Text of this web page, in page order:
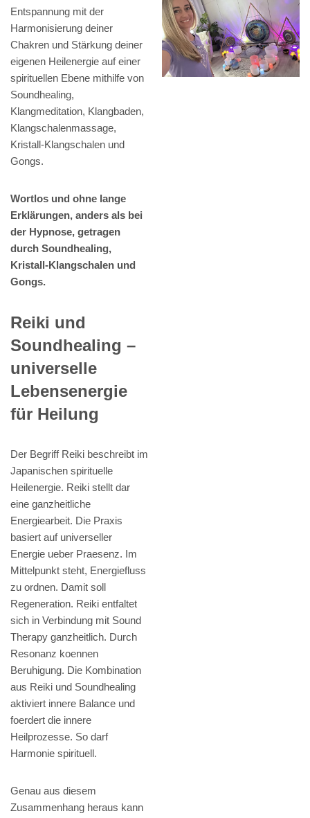
Entspannung mit der
Harmonisierung deiner
Chakren und Stärkung deiner
eigenen Heilenergie auf einer
spirituellen Ebene mithilfe von
Soundhealing,
Klangmeditation, Klangbaden,
Klangschalenmassage,
Kristall-Klangschalen und
Gongs.
Wortlos und ohne lange
Erklärungen, anders als bei
der Hypnose, getragen
durch Soundhealing,
Kristall-Klangschalen und
Gongs.
Reiki und
Soundhealing –
universelle
Lebensenergie
für Heilung
Der Begriff Reiki beschreibt im
Japanischen spirituelle
Heilenergie. Reiki stellt dar
eine ganzheitliche
Energiearbeit. Die Praxis
basiert auf universeller
Energie ueber Praesenz. Im
Mittelpunkt steht, Energiefluss
zu ordnen. Damit soll
Regeneration. Reiki entfaltet
sich in Verbindung mit Sound
Therapy ganzheitlich. Durch
Resonanz koennen
Beruhigung. Die Kombination
aus Reiki und Soundhealing
aktiviert innere Balance und
foerdert die innere
Heilprozesse. So darf
Harmonie spirituell.
Genau aus diesem
Zusammenhang heraus kann